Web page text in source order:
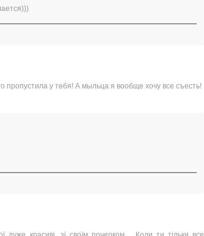
у тебя! А мыльца я вообще хочу все съесть!